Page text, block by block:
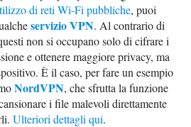
di reti Wi-Fi pubbliche, puoi
servizio VPN. Al contrario di
non si occupano solo di cifrare i
e ottenere maggiore privacy, ma
È il caso, per fare un esempio
NordVPN, che sfrutta la funzione
i file malevoli direttamente
Ulteriori dettagli qui.